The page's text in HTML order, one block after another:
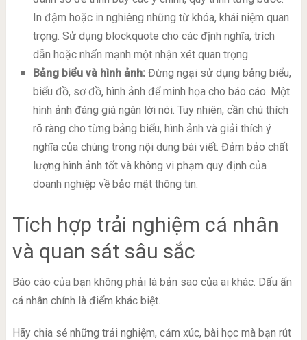
In đậm hoặc in nghiêng những từ khóa, khái niệm quan
trọng. Sử dụng blockquote cho các định nghĩa, trích
dẫn hoặc nhấn mạnh một nhận xét quan trọng.
Bảng biểu và hình ảnh:Đừng ngại sử dụng bảng biểu,
biểu đồ, sơ đồ, hình ảnh để minh họa cho báo cáo. Một
hình ảnh đáng giá ngàn lời nói. Tuy nhiên, cần chú thích
rõ ràng cho từng bảng biểu, hình ảnh và giải thích ý
nghĩa của chúng trong nội dung bài viết. Đảm bảo chất
lượng hình ảnh tốt và không vi phạm quy định của
doanh nghiệp về bảo mật thông tin.
Tích hợp trải nghiệm cá nhân
và quan sát sâu sắc
Báo cáo của bạn không phải là bản sao của ai khác. Dấu ấn
cá nhân chính là điểm khác biệt.
Hãy chia sẻ những trải nghiệm, cảm xúc, bài học mà bạn rút